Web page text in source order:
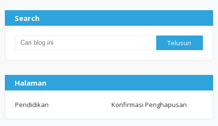
Search
Halaman
Pendidikan Konfirmasi Penghapusan